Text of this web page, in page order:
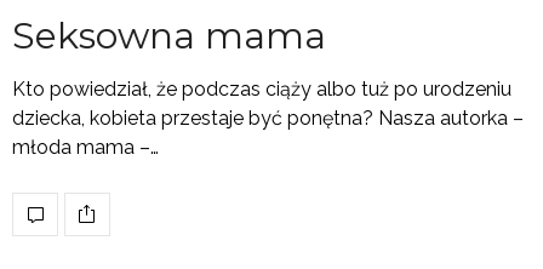
Seksowna mama
Kto powiedział, że podczas ciąży albo tuż po urodzeniu
dziecka, kobieta przestaje być ponętna? Nasza autorka –
młoda mama –…